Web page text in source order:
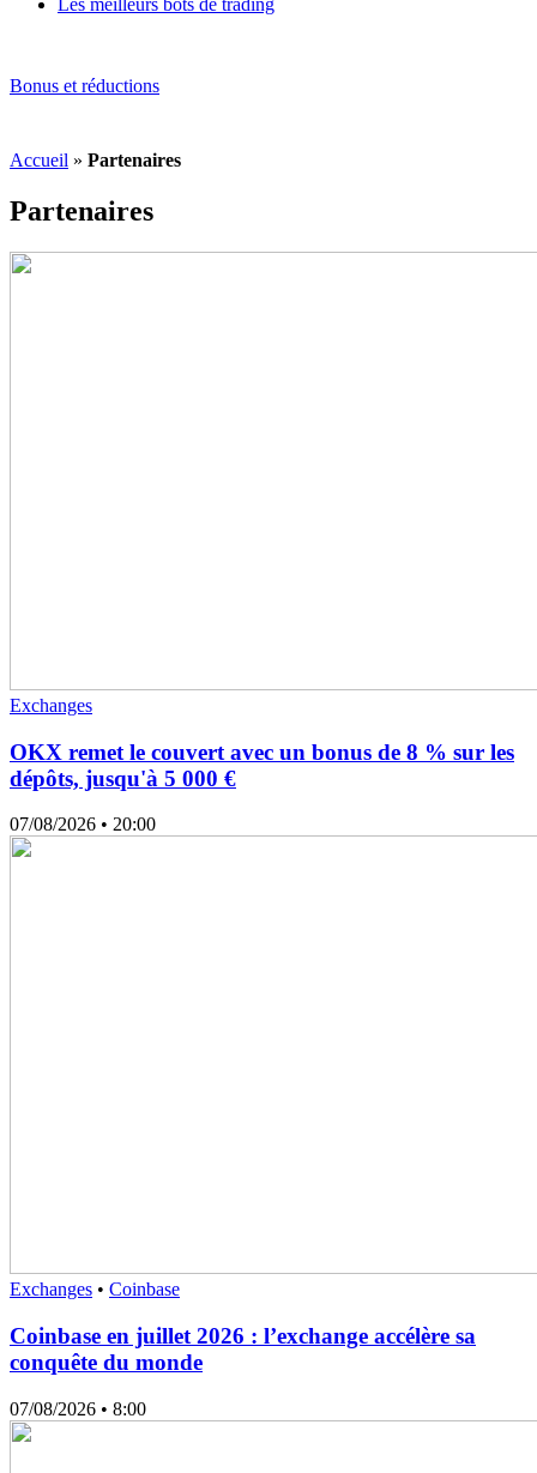
Les meilleurs bots de trading
Bonus et réductions
Accueil » Partenaires
Partenaires
Exchanges
OKX remet le couvert avec un bonus de 8 % sur les
dépôts, jusqu'à 5 000 €
07/08/2026 • 20:00
Exchanges • Coinbase
Coinbase en juillet 2026 : l’exchange accélère sa
conquête du monde
07/08/2026 • 8:00